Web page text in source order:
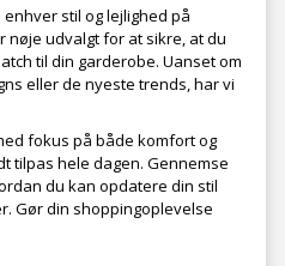
enhver stil og lejlighed på
nøje udvalgt for at sikre, at du
til din garderobe. Uanset om
eller de nyeste trends, har vi
fokus på både komfort og
tilpas hele dagen. Gennemse
du kan opdatere din stil
Gør din shoppingoplevelse